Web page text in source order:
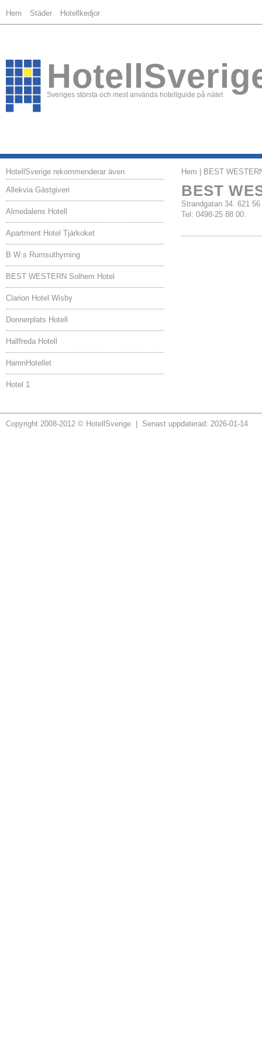
Hem Städer Hotellkedjor
Sveriges största och mest använda hotellguide på nätet
HotellSverige rekommenderar även
Allekvia Gästgiveri
Almedalens Hotell
Apartment Hotel Tjärkoket
B W:s Rumsuthyrning
BEST WESTERN Solhem Hotel
Clarion Hotel Wisby
Donnerplats Hotell
Hallfreda Hotell
HamnHotellet
Hotel 1
Hem | BEST
BEST
Strandgatan 34. 621
Tel: 0498-25 88 00.
Copyright 2008-2012 © HotellSverige | Senast uppdaterad: 2026-01-14